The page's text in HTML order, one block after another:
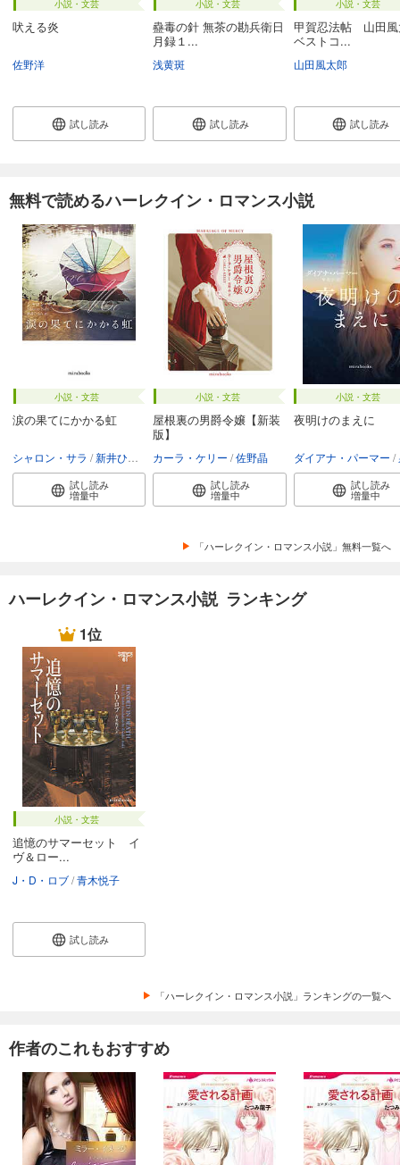
小説・文芸
吠える炎
佐野洋
試し読み
小説・文芸
蠱毒の針 無茶の勘兵衛日
月録１...
浅黄斑
試し読み
小説・文芸
甲賀忍法帖 山田風
ベストコ...
山田風太郎
試し読み
無料で読めるハーレクイン・ロマンス小説
小説・文芸
涙の果てにかかる虹
シャロン・サラ 新井ひろみ
試し読み
増量中
小説・文芸
屋根裏の男爵令嬢【新装
版】
カーラ・ケリー 佐野晶
試し読み
増量中
小説・文芸
夜明けのまえに
ダイアナ・パーマー
試し読み
増量中
「ハーレクイン・ロマンス小説」無料一覧へ
ハーレクイン・ロマンス小説 ランキング
1位
小説・文芸
追憶のサマーセット イ
ヴ＆ロー...
J・D・ロブ 青木悦子
試し読み
「ハーレクイン・ロマンス小説」ランキングの一覧へ
作者のこれもおすすめ